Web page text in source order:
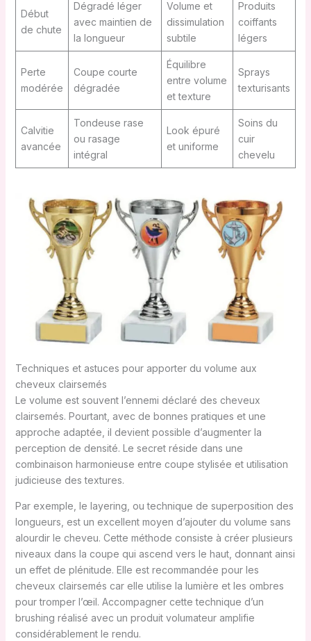
Début
de chute
Dégradé léger
avec maintien de
la longueur
Volume et
dissimulation
subtile
Produits
coiffants
légers
Perte
modérée
Coupe courte
dégradée
Équilibre
entre volume
et texture
Sprays
texturisants
Calvitie
avancée
Tondeuse rase
ou rasage
intégral
Look épuré
et uniforme
Soins du
cuir
chevelu
Techniques et astuces pour apporter du volume aux
cheveux clairsemés
Le volume est souvent l’ennemi déclaré des cheveux
clairsemés. Pourtant, avec de bonnes pratiques et une
approche adaptée, il devient possible d’augmenter la
perception de densité. Le secret réside dans une
combinaison harmonieuse entre coupe stylisée et utilisation
judicieuse des textures.
Par exemple, le layering, ou technique de superposition des
longueurs, est un excellent moyen d’ajouter du volume sans
alourdir le cheveu. Cette méthode consiste à créer plusieurs
niveaux dans la coupe qui ascend vers le haut, donnant ainsi
un effet de plénitude. Elle est recommandée pour les
cheveux clairsemés car elle utilise la lumière et les ombres
pour tromper l’œil. Accompagner cette technique d’un
brushing réalisé avec un produit volumateur amplifie
considérablement le rendu.